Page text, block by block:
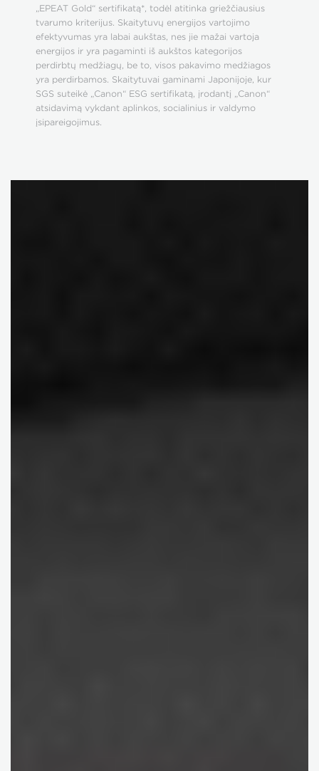
„EPEAT Gold“ sertifikatą*, todėl atitinka griežčiausius
tvarumo kriterijus. Skaitytuvų energijos vartojimo
efektyvumas yra labai aukštas, nes jie mažai vartoja
energijos ir yra pagaminti iš aukštos kategorijos
perdirbtų medžiagų, be to, visos pakavimo medžiagos
yra perdirbamos. Skaitytuvai gaminami Japonijoje, kur
SGS suteikė „Canon“ ESG sertifikatą, įrodantį „Canon“
atsidavimą vykdant aplinkos, socialinius ir valdymo
įsipareigojimus.